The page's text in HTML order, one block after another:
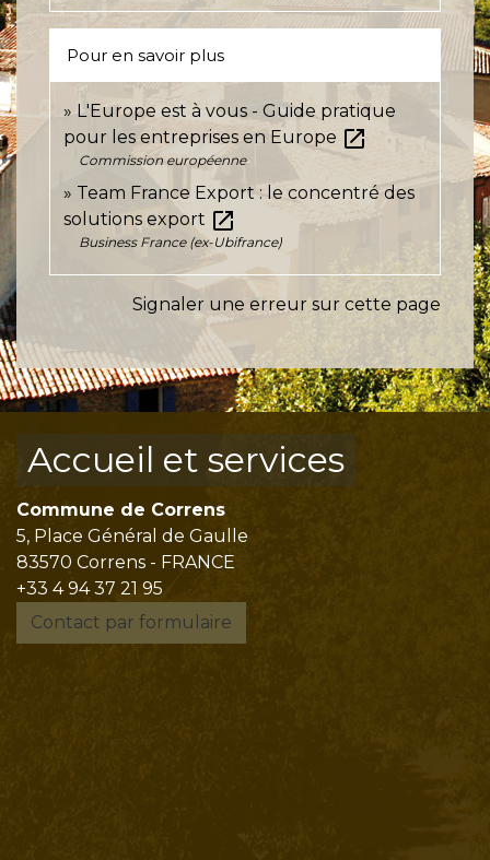
Pour en savoir plus
L'Europe est à vous - Guide pratique
pour les entreprises en Europe open_in_new
Commission européenne
Team France Export : le concentré des
solutions export open_in_new
Business France (ex-Ubifrance)
Signaler une erreur sur cette page
Accueil et services
Commune de Correns
5, Place Général de Gaulle
83570 Correns - FRANCE
+33 4 94 37 21 95
Contact par formulaire